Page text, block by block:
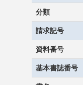
分類
請求記号
資料番号
基本書誌番号